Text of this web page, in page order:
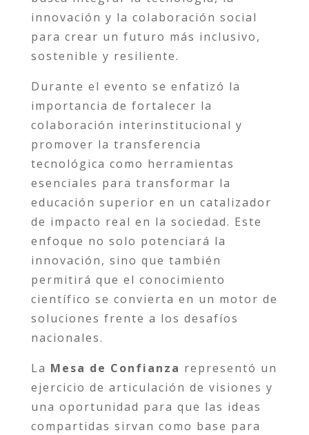
innovación y la colaboración social
para crear un futuro más inclusivo,
sostenible y resiliente.
Durante el evento se enfatizó la
importancia de fortalecer la
colaboración interinstitucional y
promover la transferencia
tecnológica como herramientas
esenciales para transformar la
educación superior en un catalizador
de impacto real en la sociedad. Este
enfoque no solo potenciará la
innovación, sino que también
permitirá que el conocimiento
científico se convierta en un motor de
soluciones frente a los desafíos
nacionales.
La Mesa de Confianza representó un
ejercicio de articulación de visiones y
una oportunidad para que las ideas
compartidas sirvan como base para